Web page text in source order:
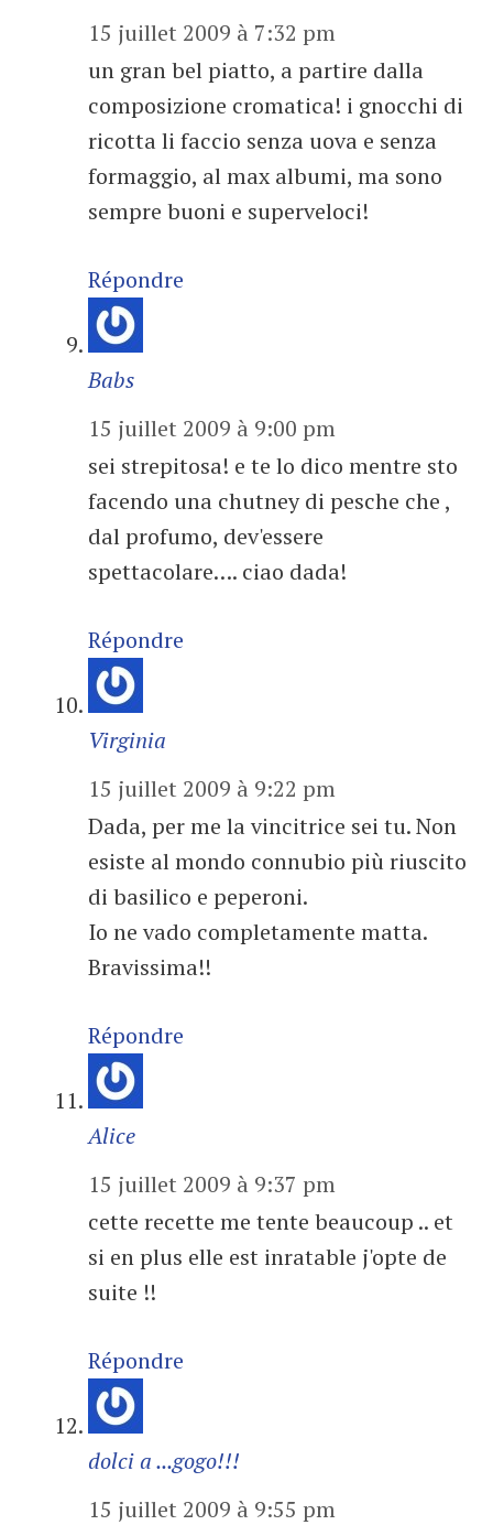
15 juillet 2009 à 7:32 pm
un gran bel piatto, a partire dalla
composizione cromatica! i gnocchi di
ricotta li faccio senza uova e senza
formaggio, al max albumi, ma sono
sempre buoni e superveloci!
Répondre
Babs
15 juillet 2009 à 9:00 pm
sei strepitosa! e te lo dico mentre sto
facendo una chutney di pesche che ,
dal profumo, dev'essere
spettacolare…. ciao dada!
Répondre
Virginia
15 juillet 2009 à 9:22 pm
Dada, per me la vincitrice sei tu. Non
esiste al mondo connubio più riuscito
di basilico e peperoni.
Io ne vado completamente matta.
Bravissima!!
Répondre
Alice
15 juillet 2009 à 9:37 pm
cette recette me tente beaucoup .. et
si en plus elle est inratable j'opte de
suite !!
Répondre
dolci a ...gogo!!!
15 juillet 2009 à 9:55 pm